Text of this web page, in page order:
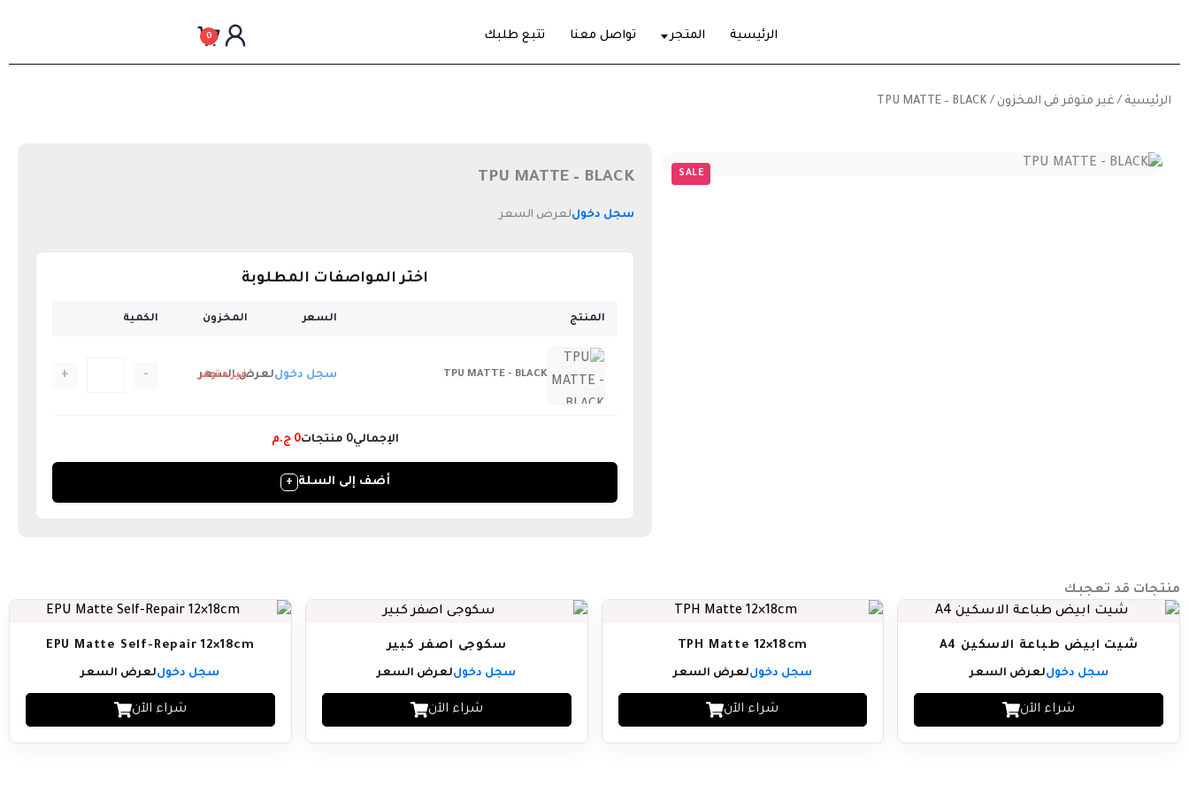
الرئيسية المتجر تواصل معنا تتبع طلبك 0
الرئيسية / غير متوفر فى المخزون / TPU MATTE – BLACK
SALE
TPU MATTE – BLACK
سجل دخوللعرض السعر
اختر المواصفات المطلوبة
المنتج السعر المخزون الكمية
TPU MATTE - BLACK سجل دخوللعرض السعر
غير متوفر -
+
الإجمالي0 منتجات0 ج.م
أضف إلى السلة +
منتجات قد تعجبك
شيت ابيض طباعة الاسكين A4
سجل دخوللعرض السعر
شراء الآن
TPH Matte 12×18cm
سجل دخوللعرض السعر
شراء الآن
سكوجى اصفر كبير
سجل دخوللعرض السعر
شراء الآن
سجل دخوللعرض السعر
شراء الآن